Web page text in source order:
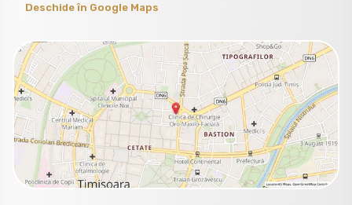
Deschide în Google Maps